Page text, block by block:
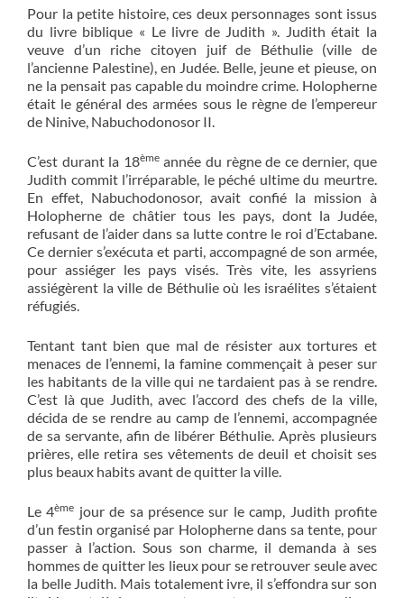
Pour la petite histoire, ces deux personnages sont issus
du livre biblique « Le livre de Judith ». Judith était la
veuve d’un riche citoyen juif de Béthulie (ville de
l’ancienne Palestine), en Judée. Belle, jeune et pieuse, on
ne la pensait pas capable du moindre crime. Holopherne
était le général des armées sous le règne de l’empereur
de Ninive, Nabuchodonosor II.
C’est durant la 18èmeannée du règne de ce dernier, que
Judith commit l’irréparable, le péché ultime du meurtre.
En effet, Nabuchodonosor, avait confié la mission à
Holopherne de châtier tous les pays, dont la Judée,
refusant de l’aider dans sa lutte contre le roi d’Ectabane.
Ce dernier s’exécuta et parti, accompagné de son armée,
pour assiéger les pays visés. Très vite, les assyriens
assiégèrent la ville de Béthulie où les israélites s’étaient
réfugiés.
Tentant tant bien que mal de résister aux tortures et
menaces de l’ennemi, la famine commençait à peser sur
les habitants de la ville qui ne tardaient pas à se rendre.
C’est là que Judith, avec l’accord des chefs de la ville,
décida de se rendre au camp de l’ennemi, accompagnée
de sa servante, afin de libérer Béthulie. Après plusieurs
prières, elle retira ses vêtements de deuil et choisit ses
plus beaux habits avant de quitter la ville.
Le 4ème jour de sa présence sur le camp, Judith profite
d’un festin organisé par Holopherne dans sa tente, pour
passer à l’action. Sous son charme, il demanda à ses
hommes de quitter les lieux pour se retrouver seule avec
la belle Judith. Mais totalement ivre, il s’effondra sur son